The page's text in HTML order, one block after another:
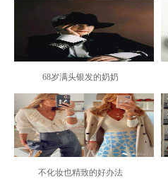
68岁满头银发的奶奶
不化妆也精致的好办法